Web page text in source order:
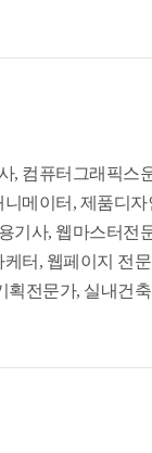
, 컴퓨터그래픽스
메이터, 제품디자
기사, 웹마스터전
터, 웹페이지 전
획전문가, 실내건